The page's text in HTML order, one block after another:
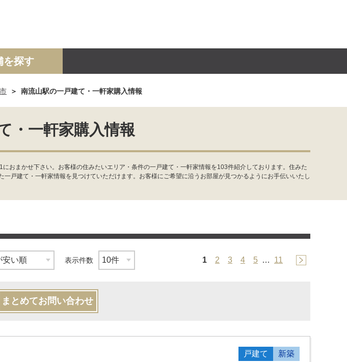
土地 事業投資用
を探す
南流山駅の一戸建て・一軒家購入情報
・一軒家購入情報
おまかせ下さい。お客様の住みたいエリア・条件の一戸建て・一軒家情報を103件紹介しております。住みた
戸建て・一軒家情報を見つけていただけます。お客様にご希望に沿うお部屋が見つかるようにお手伝いいたし
表示件数 1 2 3 4 5 … 11
まとめてお問い合わせ
戸建て 新築